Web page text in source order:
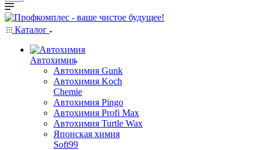
Каталог
Автохимия
Автохимия Gunk
Автохимия Koch
Chemie
Автохимия Pingo
Автохимия Profi Max
Автохимия Turtle Wax
Японская химия
Soft99